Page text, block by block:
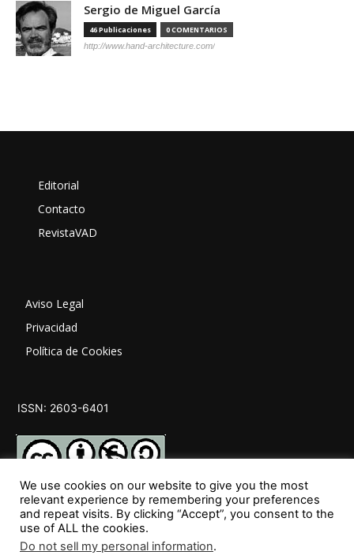
Sergio de Miguel García
46 Publicaciones 0 COMENTARIOS
http://www.hand-architecture.com/
Editorial
Contacto
RevistaVAD
Aviso Legal
Privacidad
Política de Cookies
ISSN: 2603-6401
SÍGUENOS
We use cookies on our website to give you the most
relevant experience by remembering your preferences
and repeat visits. By clicking “Accept”, you consent to the
use of ALL the cookies.
Do not sell my personal information.